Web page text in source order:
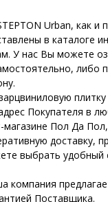
Urban, как и
в каталоге
У нас Вы можете
либо
Покупателя в
магазине Пол Да
доставку,
выбрать
компания
Поставщика.